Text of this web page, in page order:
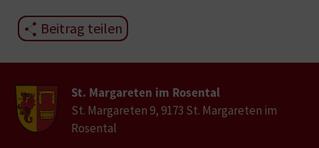
Beitrag teilen
St. Margareten im Rosental
St. Margareten 9, 9173 St. Margareten im
Rosental